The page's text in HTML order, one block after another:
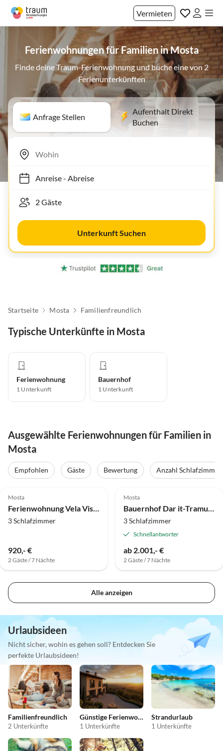
Vermieten
Ferienwohnungen für Familien in Mosta
Finde deine Traum-Ferienwohnung und buche eine von 2
Ferienunterkünften
Anfrage Stellen
Aufenthalt Direkt
Buchen
Anreise- Abreise
Unterkunft Suchen
Startseite Mosta Familienfreundlich
Typische Unterkünfte in Mosta
Ferienwohnung
1 Unterkunft
Bauernhof
1 Unterkunft
Ausgewählte Ferienwohnungen für Familien in
Mosta
Empfohlen Gäste Bewertung Anzahl Schlafzimmer
Mosta
Ferienwohnung Vela Vista
3 Schlafzimmer
920,- €
2 Gäste / 7 Nächte
Mosta
Bauernhof Dar it-Tramuntana
3 Schlafzimmer
Schnellantworter
ab 2.001,- €
2 Gäste / 7 Nächte
Alle anzeigen
Urlaubsideen
Nicht sicher, wohin es gehen soll? Entdecken Sie
perfekte Urlaubsideen!
Familienfreundlich
2 Unterkünfte
Günstige Ferienwohnungen
1 Unterkünfte
Strandurlaub
1 Unterkünfte